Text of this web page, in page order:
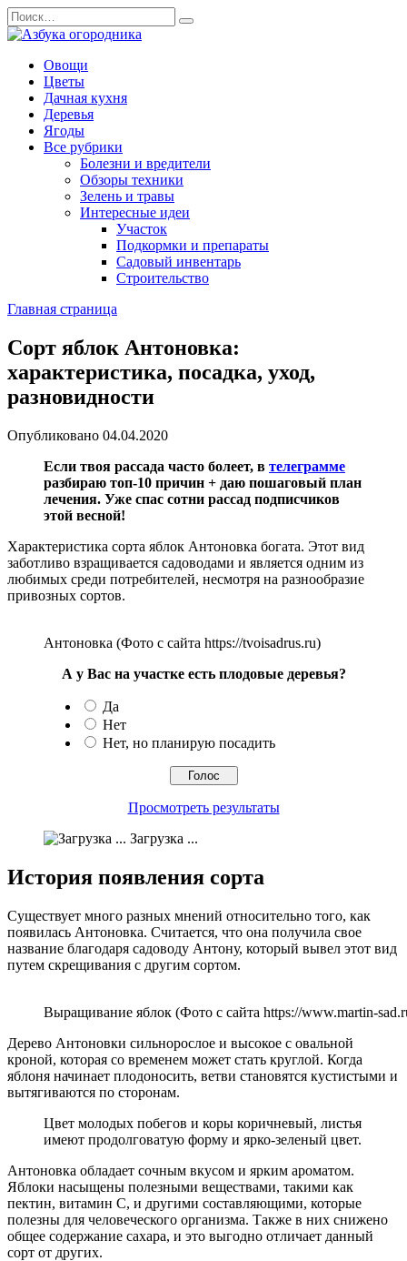
Перейти
к
содержанию
Search
for:
Овощи
Цветы
Дачная кухня
Деревья
Ягоды
Все рубрики
Болезни и вредители
Обзоры техники
Зелень и травы
Интересные идеи
Участок
Подкормки и препараты
Садовый инвентарь
Строительство
Главная страница
Сорт яблок Антоновка:
характеристика, посадка, уход,
разновидности
Опубликовано 04.04.2020
Если твоя рассада часто болеет, в телеграмме
разбираю топ-10 причин + даю пошаговый план
лечения. Уже спас сотни рассад подписчиков
этой весной!
Характеристика сорта яблок Антоновка богата. Этот вид
заботливо взращивается садоводами и является одним из
любимых среди потребителей, несмотря на разнообразие
привозных сортов.
Антоновка (Фото с сайта https://tvoisadrus.ru)
А у Вас на участке есть плодовые деревья?
Да
Нет
Нет, но планирую посадить
Просмотреть результаты
Загрузка ...
История появления сорта
Существует много разных мнений относительно того, как
появилась Антоновка. Считается, что она получила свое
название благодаря садоводу Антону, который вывел этот вид
путем скрещивания с другим сортом.
Выращивание яблок (Фото с сайта https://www.martin-
Дерево Антоновки сильнорослое и высокое с овальной
кроной, которая со временем может стать круглой. Когда
яблоня начинает плодоносить, ветви становятся кустистыми и
вытягиваются по сторонам.
Цвет молодых побегов и коры коричневый, листья
имеют продолговатую форму и ярко-зеленый цвет.
Антоновка обладает сочным вкусом и ярким ароматом.
Яблоки насыщены полезными веществами, такими как
пектин, витамин С, и другими составляющими, которые
полезны для человеческого организма. Также в них снижено
общее содержание сахара, и это выгодно отличает данный
сорт от других.